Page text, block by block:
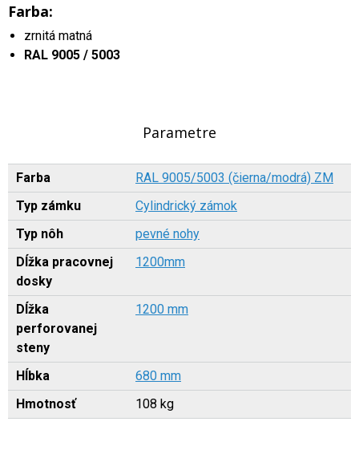
Farba:
zrnitá matná
RAL 9005 / 5003
Parametre
Farba
RAL 9005/5003 (čierna/modrá) ZM
Typ zámku
Cylindrický zámok
Typ nôh
pevné nohy
Dĺžka pracovnej
dosky
1200mm
Dĺžka
perforovanej
steny
1200 mm
Hĺbka
680 mm
Hmotnosť
108 kg